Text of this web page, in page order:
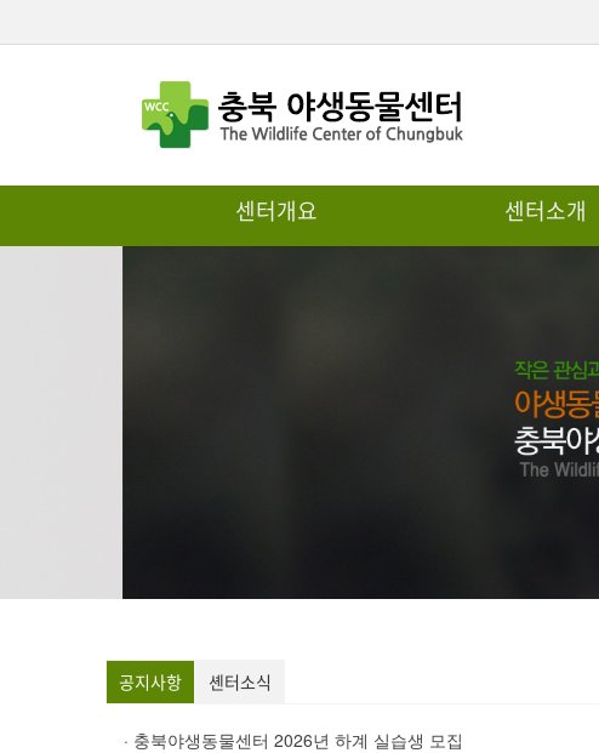
센터개요 센터소개
공지사항 셴터소식
· 충북야생동물센터 2026년 하계 실습생 모집